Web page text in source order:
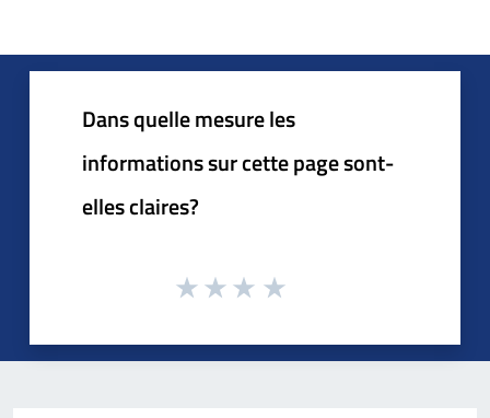
Dans quelle mesure les
informations sur cette page sont-
elles claires?